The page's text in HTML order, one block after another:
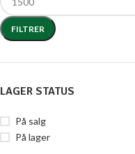
FILTRER
LAGER STATUS
På salg
På lager